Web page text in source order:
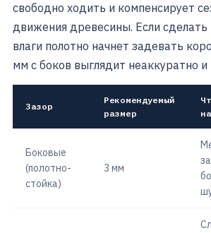
свободно ходить и компенсирует
движения древесины. Если
влаги полотно начнет задевать
мм с боков выглядит неаккуратно и
Зазор
Рекомендуемый
размер
Боковые
(полотно-
стойка)
3 мм